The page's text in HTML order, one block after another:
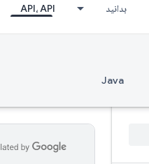
بدانید API، API
Java